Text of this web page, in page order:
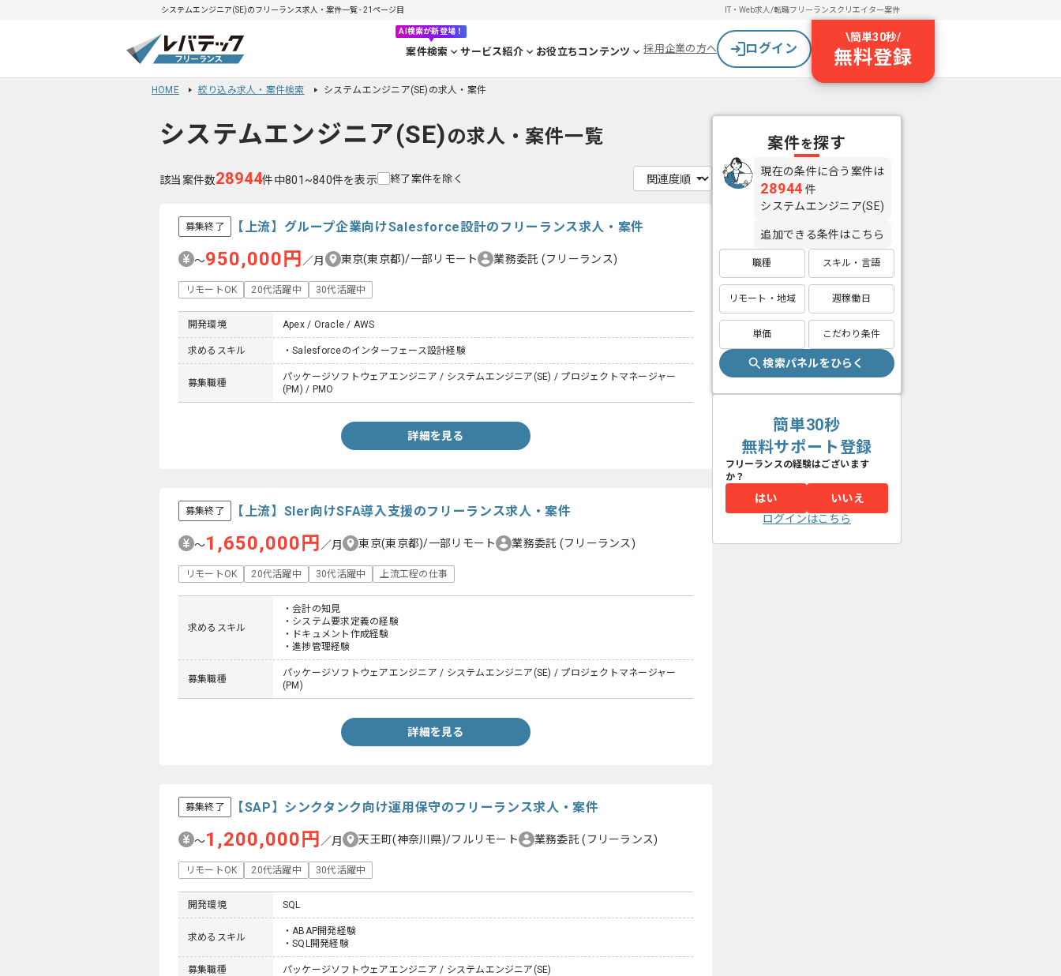
システムエンジニア(SE)のフリーランス求人・案件一覧 - 21ページ目 IT・Web求人/転職フリーランスクリエイター案件
AI検索が新登場！
案件検索 サービス紹介 お役立ちコンテンツ 採用企業の方へ ログイン
\簡単30秒/
無料登録
HOME 絞り込み求人・案件検索 システムエンジニア(SE)の求人・案件
システムエンジニア(SE)の求人・案件一覧
該当案件数28944件中801~840件を表示 終了案件を除く
募集終了 【上流】グループ企業向けSalesforce設計のフリーランス求人・案件
〜950,000円 ／月 東京(東京都)/一部リモート 業務委託 (フリーランス)
リモートOK 20代活躍中 30代活躍中
開発環境 Apex / Oracle / AWS
求めるスキル ・Salesforceのインターフェース設計経験
募集職種
パッケージソフトウェアエンジニア / システムエンジニア(SE) / プロジェクトマネージャー
(PM) / PMO
詳細を見る
募集終了 【上流】SIer向けSFA導入支援のフリーランス求人・案件
〜1,650,000円 ／月 東京(東京都)/一部リモート 業務委託 (フリーランス)
リモートOK 20代活躍中 30代活躍中 上流工程の仕事
求めるスキル
・会計の知見
・システム要求定義の経験
・ドキュメント作成経験
・進捗管理経験
募集職種
パッケージソフトウェアエンジニア / システムエンジニア(SE) / プロジェクトマネージャー
(PM)
詳細を見る
募集終了 【SAP】シンクタンク向け運用保守のフリーランス求人・案件
〜1,200,000円 ／月 天王町(神奈川県)/フルリモート 業務委託(フリーランス)
リモートOK 20代活躍中 30代活躍中
開発環境 SQL
求めるスキル
・ABAP開発経験
・SQL開発経験
募集職種 パッケージソフトウェアエンジニア / システムエンジニア(SE)
案件を探す
現在の条件に合う案件は
28944 件
システムエンジニア(SE)
追加できる条件はこちら
職種 スキル・言語
リモート・地域 週稼働日
単価 こだわり条件
検索パネルをひらく
簡単30秒
無料サポート登録
フリーランスの経験はございます
か？
はい
いいえ
ログインはこちら